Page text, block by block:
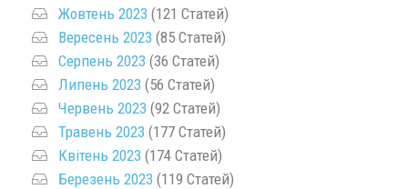
Жовтень 2023 (121 Статей)
Вересень 2023 (85 Статей)
Серпень 2023 (36 Статей)
Липень 2023 (56 Статей)
Червень 2023 (92 Статей)
Травень 2023 (177 Статей)
Квітень 2023 (174 Статей)
Березень 2023 (119 Статей)